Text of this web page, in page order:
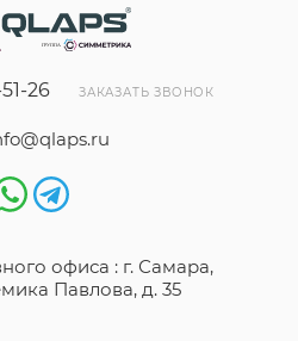
26 ЗАКАЗАТЬ ЗВОНОК
офиса : г. Самара,
Павлова, д. 35